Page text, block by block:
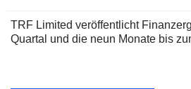
TRF Limited veröffentlicht
Quartal und die neun Monate bis